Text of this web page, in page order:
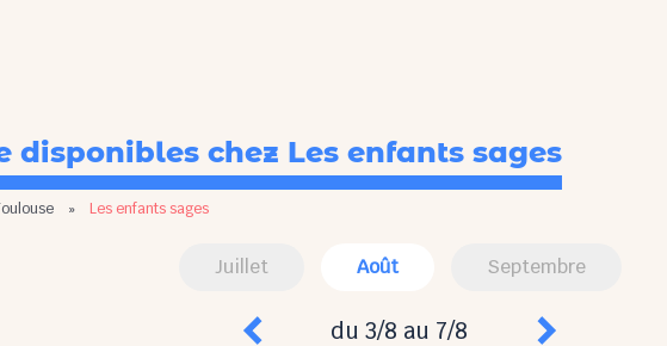
disponibles chez Les enfants sages
» Les enfants sages
Juillet Août Septembre
du 3/8 au 7/8